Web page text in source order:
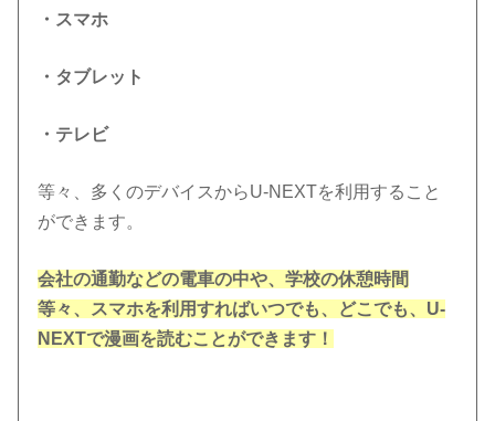
・スマホ
・タブレット
・テレビ
等々、多くのデバイスからU-NEXTを利用すること
ができます。
会社の通勤などの電車の中や、学校の休憩時間
等々、スマホを利用すればいつでも、どこでも、U-
NEXTで漫画を読むことができます！